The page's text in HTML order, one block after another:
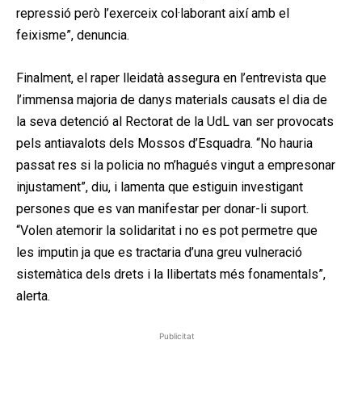
repressió però l’exerceix col·laborant així amb el
feixisme”, denuncia.
Finalment, el raper lleidatà assegura en l’entrevista que
l’immensa majoria de danys materials causats el dia de
la seva detenció al Rectorat de la UdL van ser provocats
pels antiavalots dels Mossos d’Esquadra. “No hauria
passat res si la policia no m’hagués vingut a empresonar
injustament”, diu, i lamenta que estiguin investigant
persones que es van manifestar per donar-li suport.
“Volen atemorir la solidaritat i no es pot permetre que
les imputin ja que es tractaria d’una greu vulneració
sistemàtica dels drets i la llibertats més fonamentals”,
alerta.
Publicitat